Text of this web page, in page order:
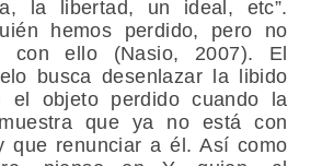
la libertad, un ideal, etc”.
hemos perdido, pero no
con ello (Nasio, 2007). El
busca desenlazar la libido
el objeto perdido cuando la
que ya no está con
que renunciar a él. Así como